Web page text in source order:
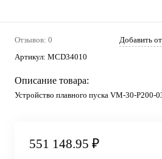
Отзывов: 0
Добавить
Артикул: MCD34010
Описание товара:
Устройство плавного пуска VM-30-
551 148.95 ₽